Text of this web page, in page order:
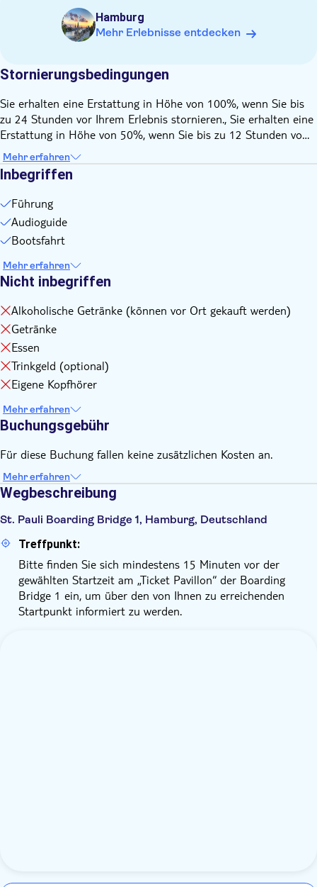
Bitte zeigen Sie Ihren Voucher am Treffpunkt vor
Kleinkinder (0-3 Jahre): freier Eintritt
Eigene Kopfhörer für den Audioguide
Hamburg
Mehr Erlebnisse entdecken
Stornierungsbedingungen
Sie erhalten eine Erstattung in Höhe von 100%, wenn Sie bis
zu 24 Stunden vor Ihrem Erlebnis stornieren., Sie erhalten eine
Erstattung in Höhe von 50%, wenn Sie bis zu 12 Stunden vor
Ihrem Erlebnis stornieren.
Mehr erfahren
Inbegriffen
Führung
Audioguide
Bootsfahrt
Mehr erfahren
Nicht inbegriffen
Alkoholische Getränke (können vor Ort gekauft werden)
Getränke
Essen
Trinkgeld (optional)
Eigene Kopfhörer
Mehr erfahren
Buchungsgebühr
Für diese Buchung fallen keine zusätzlichen Kosten an.
Mehr erfahren
Wegbeschreibung
St. Pauli Boarding Bridge 1, Hamburg, Deutschland
Treffpunkt:
Bitte finden Sie sich mindestens 15 Minuten vor der
gewählten Startzeit am „Ticket Pavillon“ der Boarding
Bridge 1 ein, um über den von Ihnen zu erreichenden
Startpunkt informiert zu werden.